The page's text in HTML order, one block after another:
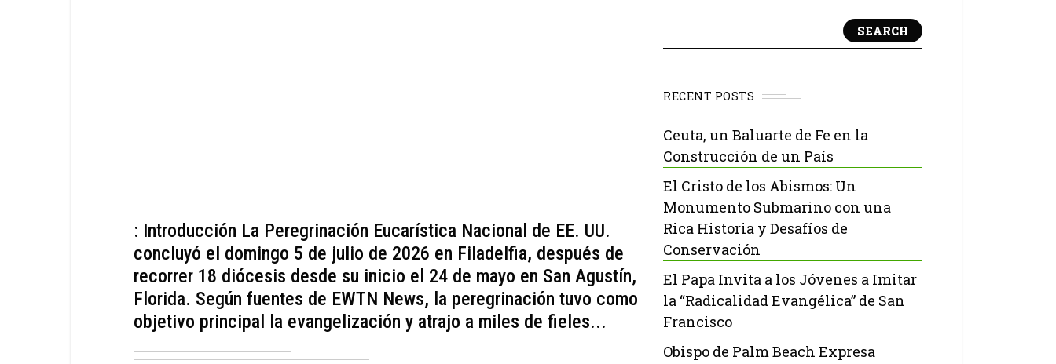
: Introducción La Peregrinación Eucarística Nacional de EE. UU.
concluyó el domingo 5 de julio de 2026 en Filadelfia, después de
recorrer 18 diócesis desde su inicio el 24 de mayo en San Agustín,
Florida. Según fuentes de EWTN News, la peregrinación tuvo como
objetivo principal la evangelización y atrajo a miles de fieles...
SEARCH
RECENT POSTS
Ceuta, un Baluarte de Fe en la
Construcción de un País
El Cristo de los Abismos: Un
Monumento Submarino con una
Rica Historia y Desafíos de
Conservación
El Papa Invita a los Jóvenes a Imitar
la “Radicalidad Evangélica” de San
Francisco
Obispo de Palm Beach Expresa